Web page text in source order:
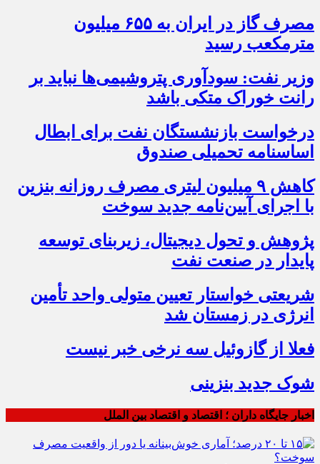
مصرف گاز در ایران به ۶۵۵ میلیون
مترمکعب رسید
وزیر نفت: سودآوری پتروشیمی‌ها نباید بر
رانت خوراک متکی باشد
درخواست بازنشستگان نفت برای ابطال
اساسنامه تحمیلی صندوق
کاهش ۹ میلیون لیتری مصرف روزانه بنزین
با اجرای آیین‌نامه جدید سوخت
پژوهش و تحول دیجیتال، زیربنای توسعه
پایدار در صنعت نفت
شریعتی خواستار تعیین متولی واحد تأمین
انرژی در زمستان شد
فعلا از گازوئیل سه نرخی خبر نیست
شوک جدید بنزینی
اخبار جایگاه داران ؛ اقتصاد و اقتصاد بین الملل